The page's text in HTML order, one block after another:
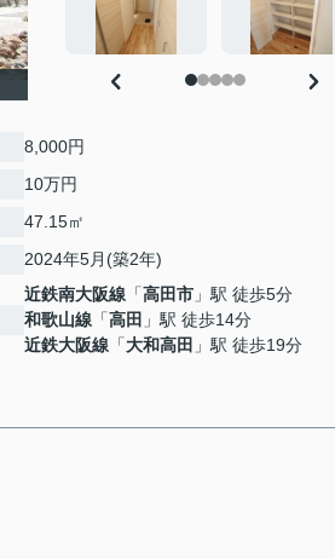
8,000円
10万円
47.15㎡
2024年5月(築2年)
近鉄南大阪線 「高田市 」駅 徒歩5分
和歌山線 「高田 」駅 徒歩14分
近鉄大阪線 「大和高田 」駅 徒歩19分